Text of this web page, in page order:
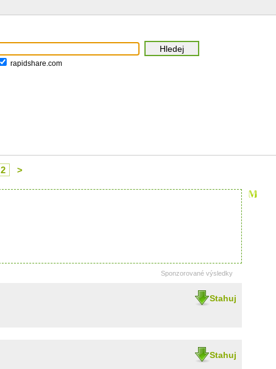
rapidshare.com
2 >
Sponzorované výsledky
Stahuj
Stahuj